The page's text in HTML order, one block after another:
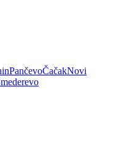
PančevoČačakNovi